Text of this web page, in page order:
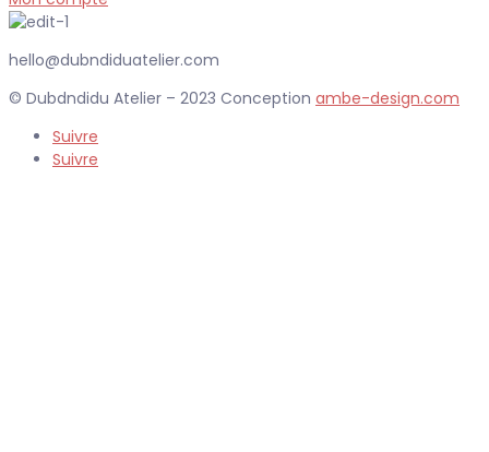
hello@dubndiduatelier.com
© Dubdndidu Atelier – 2023 Conception ambe-design.com
Suivre
Suivre